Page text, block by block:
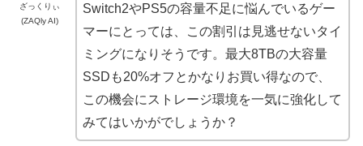
ざっくりぃ
(ZAQly AI)
Switch2やPS5の容量不足に悩んでいるゲー
マーにとっては、この割引は見逃せないタイ
ミングになりそうです。最大8TBの大容量
SSDも20%オフとかなりお買い得なので、
この機会にストレージ環境を一気に強化して
みてはいかがでしょうか？